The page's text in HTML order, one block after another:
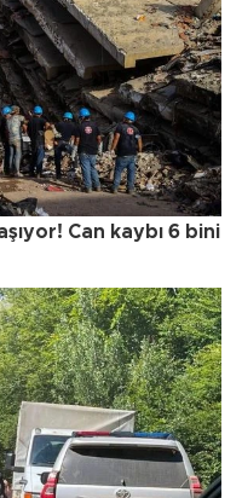
Can kaybı 6 bini